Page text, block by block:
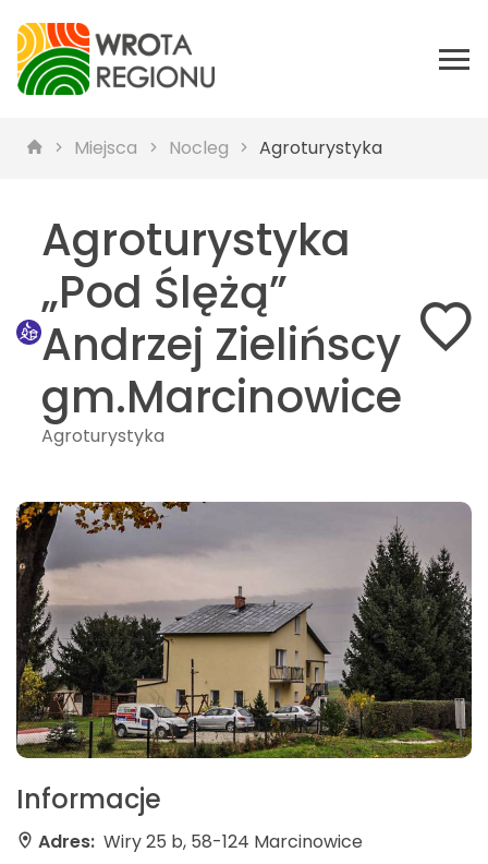
Miejsca Nocleg Agroturystyka
Agroturystyka
„Pod Ślężą”
Andrzej Zielińscy
gm.Marcinowice
Agroturystyka
Informacje
Adres: Wiry 25 b, 58-124 Marcinowice